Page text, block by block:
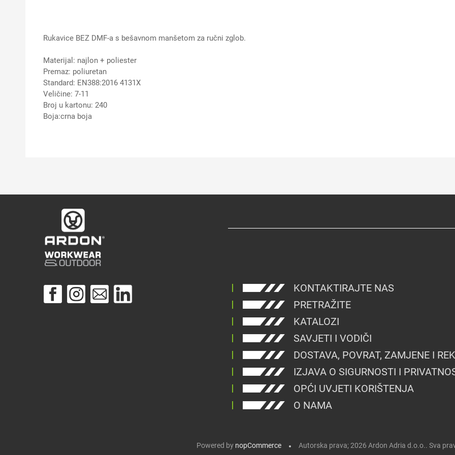
Rukavice BEZ DMF-a s bešavnom manšetom za ručni zglob.
Materijal: najlon + poliester
Premaz: poliuretan
Standard: EN388:2016 4131X
Veličine: 7-11
Broj u kartonu: 240
Boja:crna boja
KONTAKTIRAJTE NAS
PRETRAŽITE
KATALOZI
SAVJETI I VODIČI
DOSTAVA, POVRAT, ZAMJENE I
IZJAVA O SIGURNOSTI I
OPĆI UVJETI KORIŠTENJA
O NAMA
Powered by nopCommerce Autorska prava; 2026 Ardon Adria d.o.o.. Sva